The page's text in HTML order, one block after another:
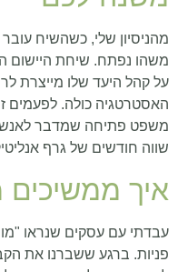
מהניסיון שלי, כשהשיח
משהו נפתח. שיחת היישום
על קהל היעד שלו מייצרת
האסטרטגיה כולה. לפעמים
משפט פתיחה שמדבר
שווה חודשים של גרף
איך ממשיכים
עבדתי עם עסקים שנראו
פניות. ברגע ששברנו את